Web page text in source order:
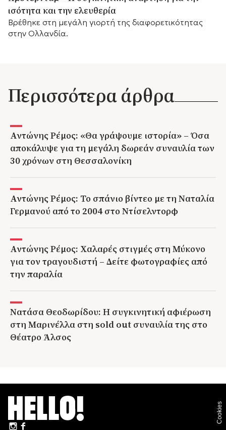
ισότητα και την ελευθερία
Βρέθηκε στη μεγάλη γιορτή της διαφορετικότητας
στην Ολλανδία.
Περισσότερα άρθρα
Αντώνης Ρέμος: «Θα γράψουμε ιστορία» – Όσα
αποκάλυψε για τη μεγάλη δωρεάν συναυλία των
30 χρόνων στη Θεσσαλονίκη
Αντώνης Ρέμος: Το σπάνιο βίντεο με τη Ναταλία
Γερμανού από το 2004 στο Ντίσελντορφ
Αντώνης Ρέμος: Χαλαρές στιγμές στη Μύκονο
για τον τραγουδιστή – Δείτε φωτογραφίες από
την παραλία
Νατάσα Θεοδωρίδου: Η συγκινητική αφιέρωση
στη Μαρινέλλα στη sold out συναυλία της στο
Θέατρο Άλσος
Cookies